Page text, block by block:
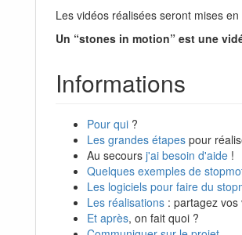
Les vidéos réalisées seront mises
Un “stones in motion” est une
Informations
Pour qui ?
Les grandes étapes pour
Au secours j'ai besoin d'aide !
Quelques exemples de
Les logiciels pour faire du
Les réalisations : partagez vos
Et après, on fait quoi ?